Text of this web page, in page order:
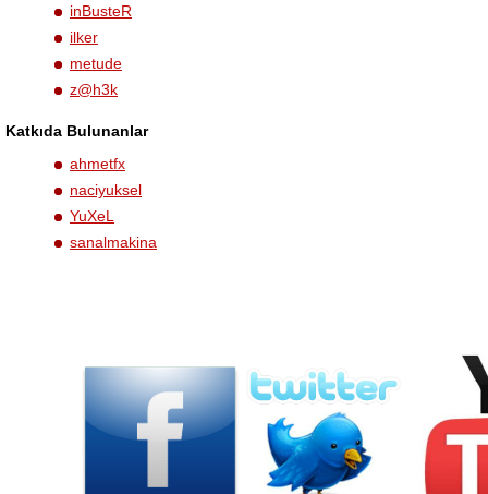
inBusteR
ilker
metude
z@h3k
Katkıda Bulunanlar
ahmetfx
naciyuksel
YuXeL
sanalmakina